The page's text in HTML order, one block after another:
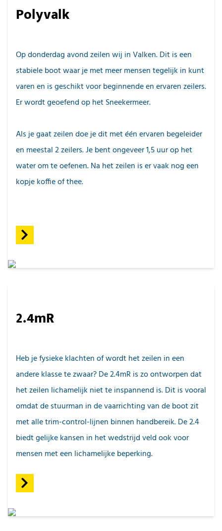
Polyvalk
Op donderdag avond zeilen wij in Valken. Dit is een
stabiele boot waar je met meer mensen tegelijk in kunt
varen en is geschikt voor beginnende en ervaren zeilers.
Er wordt geoefend op het Sneekermeer.
Als je gaat zeilen doe je dit met één ervaren begeleider
en meestal 2 zeilers. Je bent ongeveer 1,5 uur op het
water om te oefenen. Na het zeilen is er vaak nog een
kopje koffie of thee.
2.4mR
Heb je fysieke klachten of wordt het zeilen in een
andere klasse te zwaar? De 2.4mR is zo ontworpen dat
het zeilen lichamelijk niet te inspannend is. Dit is vooral
omdat de stuurman in de vaarrichting van de boot zit
met alle trim-control-lijnen binnen handbereik. De 2.4
biedt gelijke kansen in het wedstrijd veld ook voor
mensen met een lichamelijke beperking.